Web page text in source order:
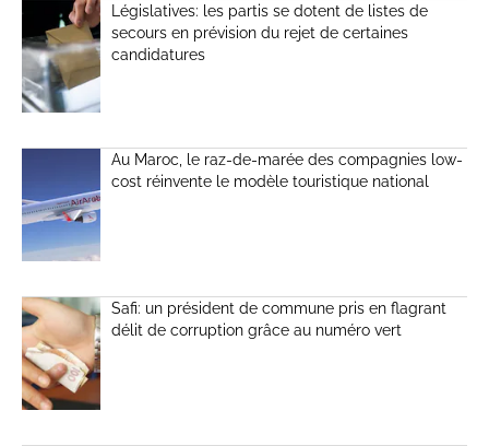
Législatives: les partis se dotent de listes de
secours en prévision du rejet de certaines
candidatures
Au Maroc, le raz-de-marée des compagnies low-
cost réinvente le modèle touristique national
Safi: un président de commune pris en flagrant
délit de corruption grâce au numéro vert